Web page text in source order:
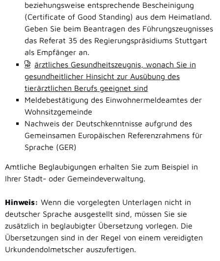
beziehungsweise entsprechende Bescheinigung
(Certificate of Good Standing) aus dem Heimatland.
Geben Sie beim Beantragen des Führungszeugnisses
das Referat 35 des Regierungspräsidiums Stuttgart
als Empfänger an.
ärztliches Gesundheitszeugnis, wonach Sie in
gesundheitlicher Hinsicht zur Ausübung des
tierärztlichen Berufs geeignet sind
Meldebestätigung des Einwohnermeldeamtes der
Wohnsitzgemeinde
Nachweis der Deutschkenntnisse aufgrund des
Gemeinsamen Europäischen Referenzrahmens für
Sprache (GER)
Amtliche Beglaubigungen erhalten Sie zum Beispiel in
Ihrer Stadt- oder Gemeindeverwaltung.
Hinweis: Wenn die vorgelegten Unterlagen nicht in
deutscher Sprache ausgestellt sind, müssen Sie sie
zusätzlich in beglaubigter Übersetzung vorlegen. Die
Übersetzungen sind in der Regel von einem vereidigten
Urkundendolmetscher auszufertigen.